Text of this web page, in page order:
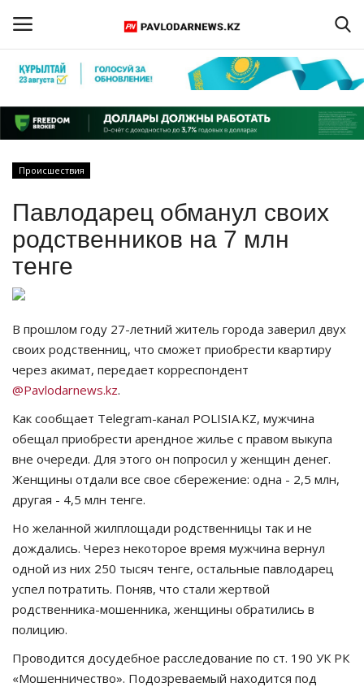
Регистрация
Главная
ПАВЛОДАРСКАЯ ОБЛАСТЬ
КАЗАХСТАН
СПЕЦПРОЕКТЫ
СПОРТ
Чек-лист
РАЗВЛЕЧЕНИЯ
Курултай
Язык
Қазақша
Происшествия
Павлодарец обманул своих
родственников на 7 млн
тенге
В прошлом году 27-летний житель города заверил двух
своих родственниц, что сможет приобрести квартиру
через акимат, передает корреспондент
@Pavlodarnews.kz.
Как сообщает Telegram-канал POLISIA.KZ, мужчина
обещал приобрести арендное жилье с правом выкупа
вне очереди. Для этого он попросил у женщин денег.
Женщины отдали все свое сбережение: одна - 2,5 млн,
другая - 4,5 млн тенге.
Но желанной жилплощади родственницы так и не
дождались. Через некоторое время мужчина вернул
одной из них 250 тысяч тенге, остальные павлодарец
успел потратить. Поняв, что стали жертвой
родственника-мошенника, женщины обратились в
полицию.
Проводится досудебное расследование по ст. 190 УК РК
«Мошенничество». Подозреваемый находится под